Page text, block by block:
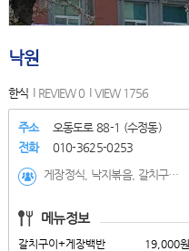
낙원
한식 REVIEW 0 VIEW 1756
주소
오동도로 88-1 (수정동)
전화
010-3625-0253
게장정식, 낙지볶음, 갈치구이+게장백반, 갈치조림+게장정식
메뉴정보
갈치구이+게장백반
19,000원